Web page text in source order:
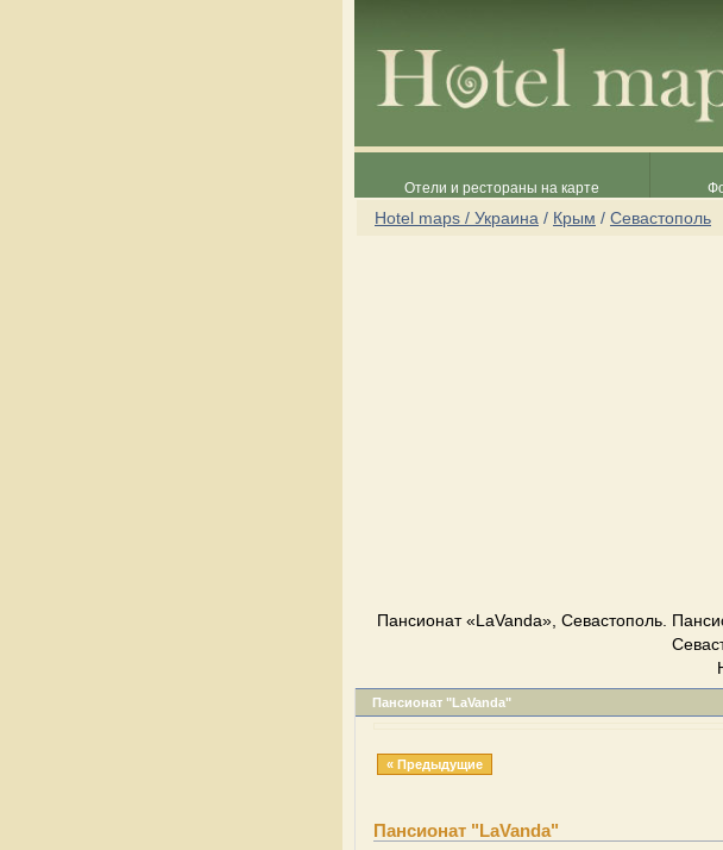
Отели и рестораны на карте
Hotel maps / Украина / Крым / Севастополь
Пансионат «LaVanda», Севастополь.
Пансионат "LaVanda"
« Предыдущие
Пансионат "LaVanda"